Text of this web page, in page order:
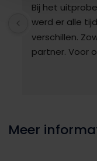
Bij het
werd er alle
verschillen.
partner. Voor
probleemloos.
geslapen!!
Meer